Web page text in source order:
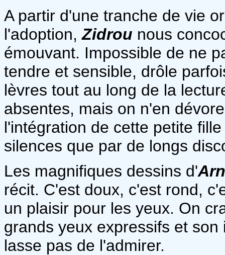
A partir d'une tranche de vie
l'adoption,Zidrou nous
émouvant. Impossible de ne
tendre et sensible, drôle
lèvres tout au long de la
absentes, mais on n'en
l'intégration de cette petite
silences que par de longs
Les magnifiques dessins d'
récit. C'est doux, c'est rond,
un plaisir pour les yeux. On
grands yeux expressifs et
lasse pas de l'admirer.